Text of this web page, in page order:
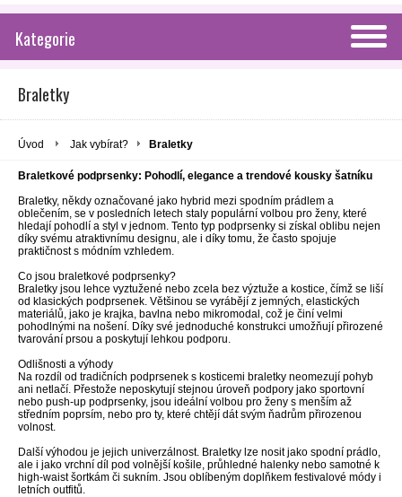
Kategorie
Braletky
Úvod Jak vybírat? Braletky
Braletkové podprsenky: Pohodlí, elegance a trendové kousky šatníku
Braletky, někdy označované jako hybrid mezi spodním prádlem a
oblečením, se v posledních letech staly populární volbou pro ženy, které
hledají pohodlí a styl v jednom. Tento typ podprsenky si získal oblibu nejen
díky svému atraktivnímu designu, ale i díky tomu, že často spojuje
praktičnost s módním vzhledem.
Co jsou braletkové podprsenky?
Braletky jsou lehce vyztužené nebo zcela bez výztuže a kostice, čímž se liší
od klasických podprsenek. Většinou se vyrábějí z jemných, elastických
materiálů, jako je krajka, bavlna nebo mikromodal, což je činí velmi
pohodlnými na nošení. Díky své jednoduché konstrukci umožňují přirozené
tvarování prsou a poskytují lehkou podporu.
Odlišnosti a výhody
Na rozdíl od tradičních podprsenek s kosticemi braletky neomezují pohyb
ani netlačí. Přestože neposkytují stejnou úroveň podpory jako sportovní
nebo push-up podprsenky, jsou ideální volbou pro ženy s menším až
středním poprsím, nebo pro ty, které chtějí dát svým ňadrům přirozenou
volnost.
Další výhodou je jejich univerzálnost. Braletky lze nosit jako spodní prádlo,
ale i jako vrchní díl pod volnější košile, průhledné halenky nebo samotné k
high-waist šortkám či sukním. Jsou oblíbeným doplňkem festivalové módy i
letních outfitů.